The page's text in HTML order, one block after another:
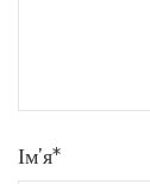
Ім’я*